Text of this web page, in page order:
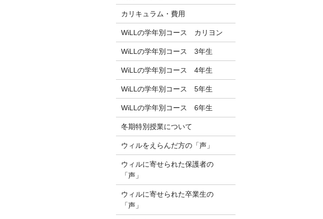
カリキュラム・費用
WiLLの学年別コース カリヨン
WiLLの学年別コース 3年生
WiLLの学年別コース 4年生
WiLLの学年別コース 5年生
WiLLの学年別コース 6年生
冬期特別授業について
ウィルをえらんだ方の「声」
ウィルに寄せられた保護者の
「声」
ウィルに寄せられた卒業生の
「声」